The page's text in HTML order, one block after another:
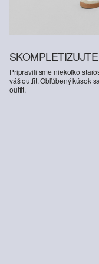
Pripravili sme niekoľko
váš outfit. Obľúbený kúsok
outfit.